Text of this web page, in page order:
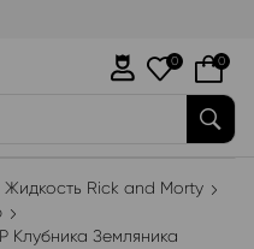
0 0
Жидкость Rick and Morty
Клубника Земляника